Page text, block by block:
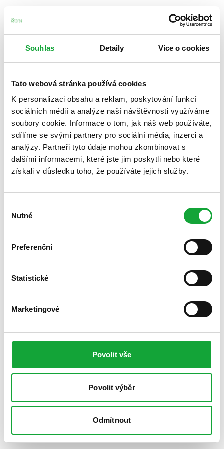
Souhlas Detaily Více o cookies
Tato webová stránka používá cookies
K personalizaci obsahu a reklam, poskytování funkcí
sociálních médií a analýze naší návštěvnosti využíváme
soubory cookie. Informace o tom, jak náš web používáte,
sdílíme se svými partnery pro sociální média, inzerci a
analýzy. Partneři tyto údaje mohou zkombinovat s
dalšími informacemi, které jste jim poskytli nebo které
získali v důsledku toho, že používáte jejich služby.
souhlasu
Nutné
Preferenční
Statistické
Marketingové
Povolit vše
Povolit výběr
Odmítnout